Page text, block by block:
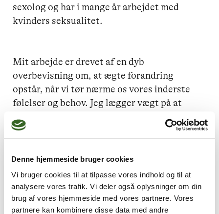
Denne hjemmeside bruger cookies
Vi bruger cookies til at tilpasse vores indhold og til at
analysere vores trafik. Vi deler også oplysninger om din
brug af vores hjemmeside med vores partnere. Vores
partnere kan kombinere disse data med andre
sexolog og har i mange år arbejdet med
kvinders seksualitet.
Mit arbejde er drevet af en dyb
overbevisning om, at ægte forandring
opstår, når vi tør nærme os vores inderste
følelser og behov. Jeg lægger vægt på at
skabe et trygt og støttende miljø, hvor du
kan udforske og udtrykke dine dybeste
forbedre dit forhold, dit sexliv, eller blot
ønsker at finde en større følelse af velvære
og tilfredshed i livet, er jeg her for at støtte
dig på din rejse.